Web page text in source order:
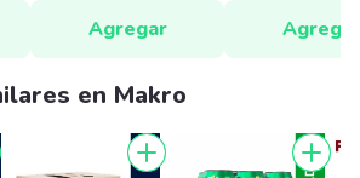
Agregar
Agregar
en Makro